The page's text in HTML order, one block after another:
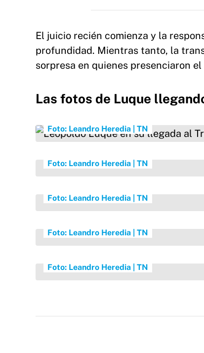
El juicio recién comienza y la
profundidad. Mientras tanto, la
sorpresa en quienes presenciaron
Las fotos de Luque
Foto: Leandro Heredia | TN
Foto: Leandro Heredia | TN
Foto: Leandro Heredia | TN
Foto: Leandro Heredia | TN
Foto: Leandro Heredia | TN